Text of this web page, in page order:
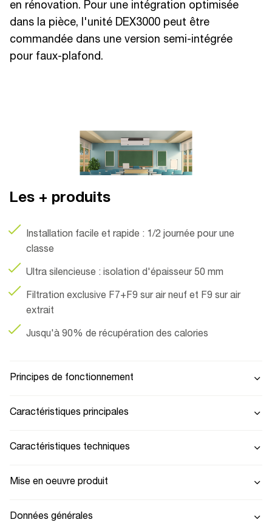
en rénovation. Pour une intégration optimisée
dans la pièce, l'unité DEX3000 peut être
commandée dans une version semi-intégrée
pour faux-plafond.
Les + produits
Installation facile et rapide : 1/2 journée pour une
classe
Ultra silencieuse : isolation d'épaisseur 50 mm
Filtration exclusive F7+F9 sur air neuf et F9 sur air
extrait
Jusqu'à 90% de récupération des calories
Principes de fonctionnement
Caractéristiques principales
Caractéristiques techniques
Mise en oeuvre produit
Données générales